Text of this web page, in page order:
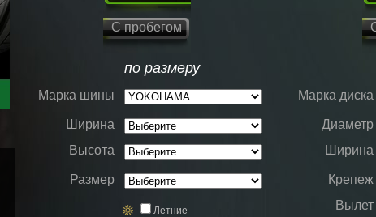
С пробегом
по размеру
Марка шины
Ширина
Высота
Размер
Летние
Марка диска
Диаметр
Ширина
Крепеж
Вылет